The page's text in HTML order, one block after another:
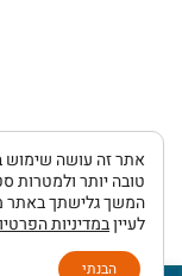
כל הזכויות שמורות 2026 © כוכבי הצפון
טובה יותר ולמטרות
המשך גלישתך באתר
לעייןבמדיניות
הבנתי